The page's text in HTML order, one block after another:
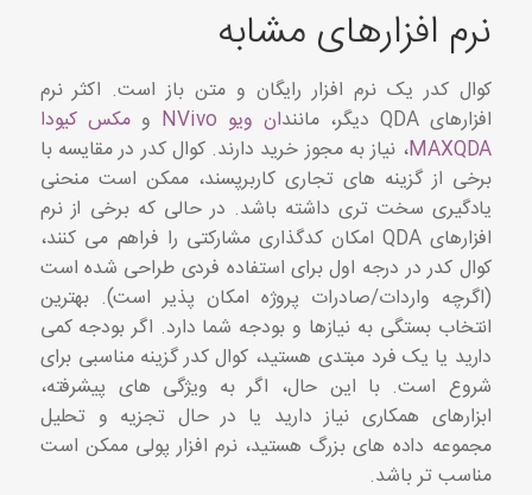
نرم افزارهای مشابه
کوال کدر یک نرم افزار رایگان و متن باز است. اکثر نرم
افزارهای QDA دیگر، مانند
ان ویو NVivo و مکس کیودا
MAXQDA، نیاز به مجوز خرید دارند. کوال کدر در مقایسه با
برخی از گزینه های تجاری کاربرپسند، ممکن است منحنی
یادگیری سخت تری داشته باشد. در حالی که برخی از نرم
افزارهای QDA امکان کدگذاری مشارکتی را فراهم می کنند،
کوال کدر در درجه اول برای استفاده فردی طراحی شده است
(اگرچه واردات/صادرات پروژه امکان پذیر است). بهترین
انتخاب بستگی به نیازها و بودجه شما دارد. اگر بودجه کمی
دارید یا یک فرد مبتدی هستید، کوال کدر گزینه مناسبی برای
شروع است. با این حال، اگر به ویژگی های پیشرفته،
ابزارهای همکاری نیاز دارید یا در حال تجزیه و تحلیل
مجموعه داده های بزرگ هستید، نرم افزار پولی ممکن است
مناسب تر باشد.